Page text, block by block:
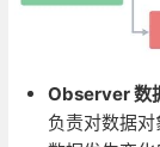
Observer 数
负责对数据